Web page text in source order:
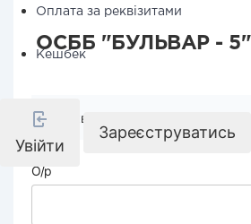
Оплата за реквізитами
Кешбек
Увійти
Зареєструватись
ОСББ "БУЛЬВАР - 5"
Реквізити компанії
О/р